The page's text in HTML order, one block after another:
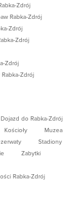
Zdrój
Rabka-Zdrój
Zdrój
Zdrój
Zdrój
Zdrój
Dojazd do Rabka-Zdrój
Kościoły
Muzea
Stadiony
Zabytki
Rabka-Zdrój